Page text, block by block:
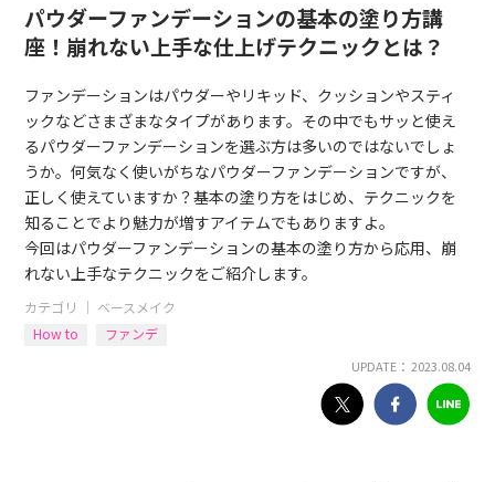
パウダーファンデーションの基本の塗り方講
座！崩れない上手な仕上げテクニックとは？
ファンデーションはパウダーやリキッド、クッションやスティ
ックなどさまざまなタイプがあります。その中でもサッと使え
るパウダーファンデーションを選ぶ方は多いのではないでしょ
うか。何気なく使いがちなパウダーファンデーションですが、
正しく使えていますか？基本の塗り方をはじめ、テクニックを
知ることでより魅力が増すアイテムでもありますよ。
今回はパウダーファンデーションの基本の塗り方から応用、崩
れない上手なテクニックをご紹介します。
カテゴリ ｜ ベースメイク
How to
ファンデ
UPDATE： 2023.08.04